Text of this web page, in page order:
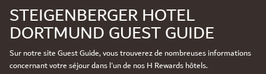
STEIGENBERGER HOTEL
DORTMUND GUEST GUIDE
Sur notre site Guest Guide, vous trouverez de nombreuses informations
concernant votre séjour dans l'un de nos H Rewards hôtels.